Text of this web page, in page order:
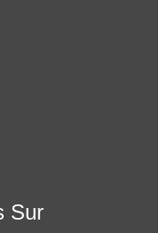
Sur